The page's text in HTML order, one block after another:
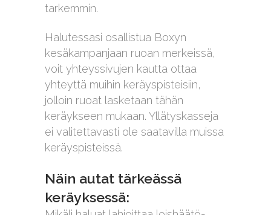
tarkemmin.
Halutessasi osallistua Boxyn
kesäkampanjaan ruoan merkeissä,
voit yhteyssivujen kautta ottaa
yhteyttä muihin keräyspisteisiin,
jolloin ruoat lasketaan tähän
keräykseen mukaan. Yllätyskasseja
ei valitettavasti ole saatavilla muissa
keräyspisteissä.
Näin autat tärkeässä
keräyksessä: